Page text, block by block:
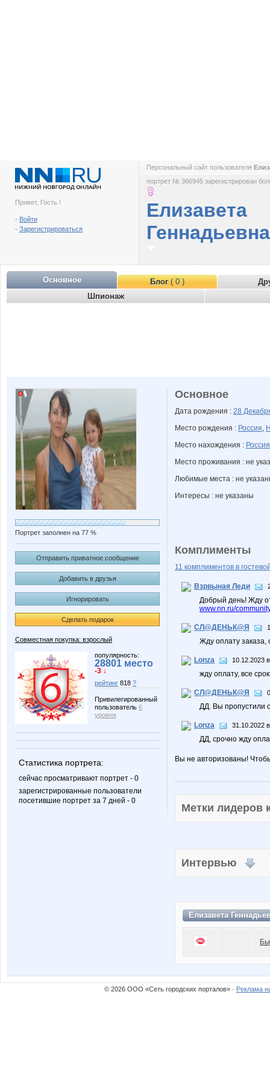
Привет, Гость !
- Войти
- Зарегистрироваться
Персональный сайт пользователя
портрет № 366945 зарегистрирован
Елизавета
Геннадьевна
Основное Блог( 0 )
Шпионаж
Портрет заполнен на 77 %
Отправить приватное сообщение
Добавить в друзья
Игнорировать
Сделать подарок
Совместная покупка: взрослый
популярность:
28801 место
-3 ↓
рейтинг 818 ?
Привилегированный
пользователь 6
уровня
Статистика портрета:
сейчас просматривают портрет - 0
зарегистрированные пользователи
посетившие портрет за 7 дней - 0
Основное
Дата рождения : 28
Место рождения : Россия,
Место нахождения : Россия
Место проживания : не
Любимые места : не
Интересы : не указаны
Комплименты
11 комплиментов в
Взрвыная Леди
Добрый день! Жду
www.nn.ru/
СЛ@ДЕНЬК@Я
Жду оплату
Lonza 10.12.2023
жду оплату, все
СЛ@ДЕНЬК@Я
ДД. Вы пропустили
Lonza 31.10.2022
ДД, срочно жду
Вы не авторизованы!
Метки
Интервью
Елизавета
© 2026 ООО «Сеть городских порталов» · Реклама